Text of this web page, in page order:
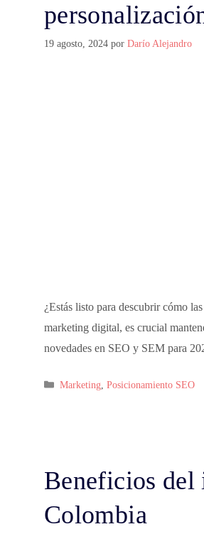
19 agosto, 2024 por Darío Alejandro
¿Estás listo para descubrir cómo
marketing digital, es crucial
novedades en SEO y SEM para
Categorías
Marketing, Posicionamiento SEO
Beneficios del
Colombia